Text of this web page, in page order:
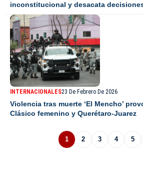
inconstitucional y desacata
INTERNACIONALES23 De Febrero De 2026
Violencia tras muerte ‘El Mencho’
Clásico femenino y Querétaro-Juarez
1 2 3 4 5